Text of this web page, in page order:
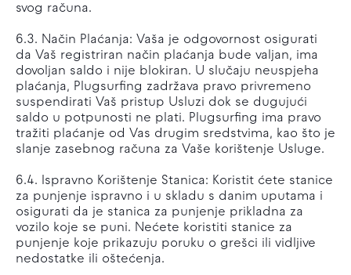
svog računa.
6.3. Način Plaćanja: Vaša je odgovornost osigurati
da Vaš registriran način plaćanja bude valjan, ima
dovoljan saldo i nije blokiran. U slučaju neuspjeha
plaćanja, Plugsurfing zadržava pravo privremeno
suspendirati Vaš pristup Usluzi dok se dugujući
saldo u potpunosti ne plati. Plugsurfing ima pravo
tražiti plaćanje od Vas drugim sredstvima, kao što je
slanje zasebnog računa za Vaše korištenje Usluge.
6.4. Ispravno Korištenje Stanica: Koristit ćete stanice
za punjenje ispravno i u skladu s danim uputama i
osigurati da je stanica za punjenje prikladna za
vozilo koje se puni. Nećete koristiti stanice za
punjenje koje prikazuju poruku o grešci ili vidljive
nedostatke ili oštećenja.